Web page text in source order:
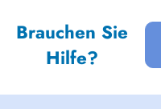
Brauchen Sie
Hilfe?